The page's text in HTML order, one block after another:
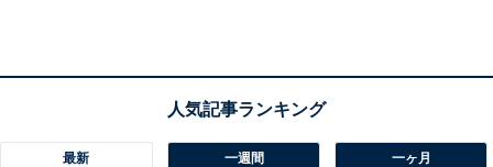
宿泊者からは「温泉の質は良く、静かに入浴されている
方が多いと思います」「食事は品数が多く、とても満足
最新 一週間 一ヶ月